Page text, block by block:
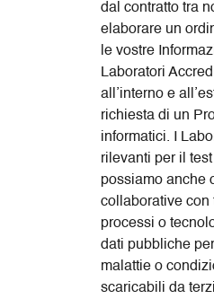
dal contratto tra
elaborare un
le vostre
Laboratori
all’interno e
richiesta di un
informatici. I
rilevanti per il
possiamo anche
collaborative con
processi o
dati pubbliche
malattie o
scaricabili da